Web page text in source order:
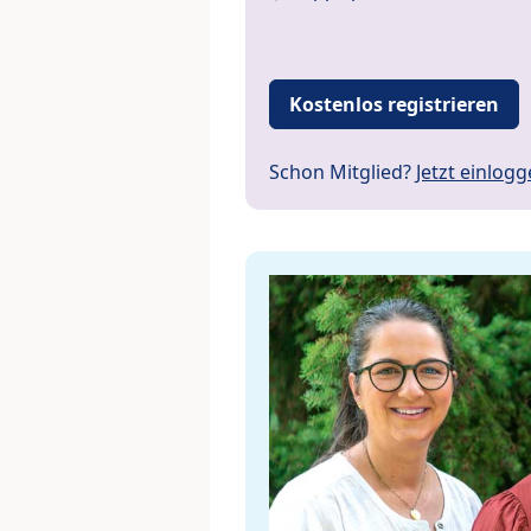
Kostenlos registrieren
Schon Mitglied? Jetzt